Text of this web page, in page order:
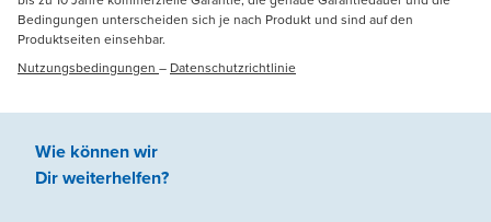
Bedingungen unterscheiden sich je nach Produkt und sind auf den
Produktseiten einsehbar.
Nutzungsbedingungen – Datenschutzrichtlinie
Wie können wir
Dir weiterhelfen?